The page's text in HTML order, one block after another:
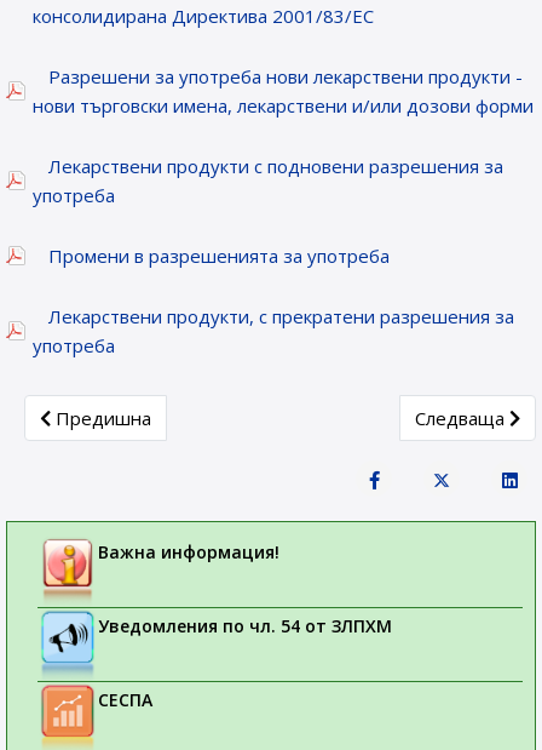
консолидирана Директива 2001/83/ЕС
Разрешени за употреба нови лекарствени продукти -
нови търговски имена, лекарствени и/или дозови форми
Лекарствени продукти с подновени разрешения за
употреба
Промени в разрешенията за употреба
Лекарствени продукти, с прекратени разрешения за
употреба
Previous article: Новорегистрирани лекарствени
Предишна Next article:
Следваща
Важна информация!
Уведомления по чл. 54 от ЗЛПХМ
СЕСПА